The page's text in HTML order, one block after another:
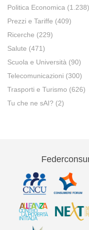
Politica Economica (1.238)
Prezzi e Tariffe (409)
Ricerche (229)
Salute (471)
Scuola e Università (90)
Telecomunicazioni (300)
Trasporti e Turismo (626)
Tu che ne sAI? (2)